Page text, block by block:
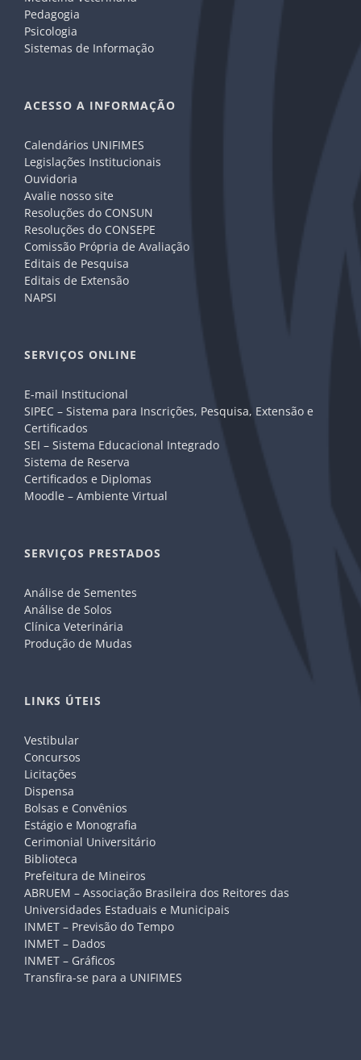
Pedagogia
Psicologia
Sistemas de Informação
ACESSO A INFORMAÇÃO
Calendários UNIFIMES
Legislações Institucionais
Ouvidoria
Avalie nosso site
Resoluções do CONSUN
Resoluções do CONSEPE
Comissão Própria de Avaliação
Editais de Pesquisa
Editais de Extensão
NAPSI
SERVIÇOS ONLINE
E-mail Institucional
SIPEC – Sistema para Inscrições, Pesquisa, Extensão e
Certificados
SEI – Sistema Educacional Integrado
Sistema de Reserva
Certificados e Diplomas
Moodle – Ambiente Virtual
SERVIÇOS PRESTADOS
Análise de Sementes
Análise de Solos
Clínica Veterinária
Produção de Mudas
LINKS ÚTEIS
Vestibular
Concursos
Licitações
Dispensa
Bolsas e Convênios
Estágio e Monografia
Cerimonial Universitário
Biblioteca
Prefeitura de Mineiros
ABRUEM – Associação Brasileira dos Reitores das
Universidades Estaduais e Municipais
INMET – Previsão do Tempo
INMET – Dados
INMET – Gráficos
Transfira-se para a UNIFIMES